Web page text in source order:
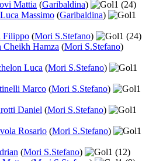
Mattia (Garibaldina) 1 (24)
Massimo (Garibaldina)
1
Filippo (Mori S.Stefano) 1 (24)
Cheikh Hamza (Mori S.Stefano)
Luca (Mori S.Stefano)
1
Marco (Mori S.Stefano)
1
Daniel (Mori S.Stefano)
1
Rosario (Mori S.Stefano)
1
(Mori S.Stefano) 1 (12)